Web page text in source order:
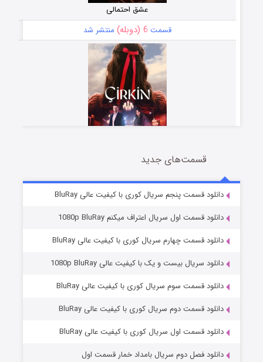
عشق احتمالی
قسمت 6 (دوبله) منتشر شد
سریال زشت
قسمت5 (زیرنویس) منتشر شد
وستی ها
قسمت1 (زیرنویس) منتشر شد
قسمت‌های جدید
دانلود قسمت پنجم سریال کوری با کیفیت عالی BluRay
دانلود قسمت اول سریال اعتراف میکنم 1080p BluRay
دانلود قسمت چهارم سریال کوری با کیفیت عالی BluRay
دانلود سریال بیست و یک با کیفیت عالی 1080p BluRay
دانلود قسمت سوم سریال کوری با کیفیت عالی BluRay
دانلود قسمت دوم سریال کوری با کیفیت عالی BluRay
دانلود قسمت اول سریال کوری با کیفیت عالی BluRay
دانلود فصل دوم سریال بامداد خمار قسمت اول